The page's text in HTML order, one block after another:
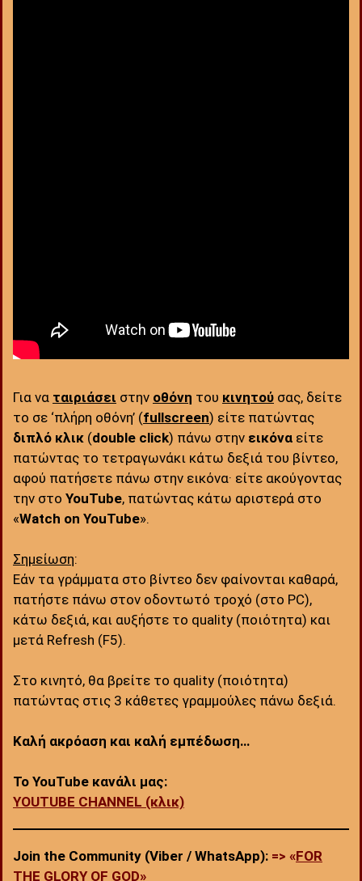
Για να ταιριάσει στην οθόνη του κινητού σας, δείτε
το σε ‘πλήρη οθόνη’ (fullscreen) είτε πατώντας
διπλό κλικ (double click) πάνω στην εικόνα είτε
πατώντας το τετραγωνάκι κάτω δεξιά του βίντεο,
αφού πατήσετε πάνω στην εικόνα· είτε ακούγοντας
την στο YouTube, πατώντας κάτω αριστερά στο
«Watch on YouTube».
Σημείωση:
Εάν τα γράμματα στο βίντεο δεν φαίνονται καθαρά,
πατήστε πάνω στον οδοντωτό τροχό (στο PC),
κάτω δεξιά, και αυξήστε το quality (ποιότητα) και
μετά Refresh (F5).
Στο κινητό, θα βρείτε το quality (ποιότητα)
πατώντας στις 3 κάθετες γραμμούλες πάνω δεξιά.
Καλή ακρόαση και καλή εμπέδωση…
Το YouTube κανάλι μας:
YOUTUBE CHANNEL (κλικ)
Join the Community (Viber / WhatsApp): => «FOR
THE GLORY OF GOD»